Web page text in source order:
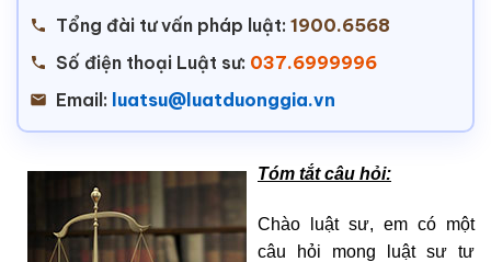
Tổng đài tư vấn pháp luật: 1900.6568
Số điện thoại Luật sư: 037.6999996
Email: luatsu@luatduonggia.vn
Tóm tắt câu hỏi:
Chào luật sư, em có một
câu hỏi mong luật sư tư